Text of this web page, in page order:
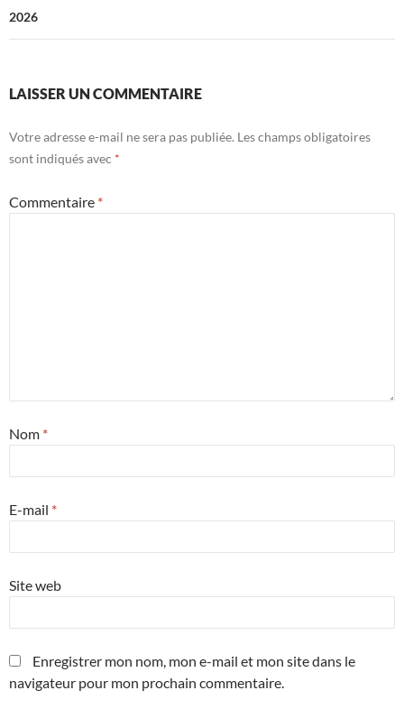
articles
2026
LAISSER UN COMMENTAIRE
Votre adresse e-mail ne sera pas publiée. Les champs obligatoires
sont indiqués avec *
Commentaire *
Nom *
E-mail *
Site web
Enregistrer mon nom, mon e-mail et mon site dans le
navigateur pour mon prochain commentaire.